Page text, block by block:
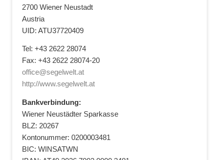
2700 Wiener Neustadt
Austria
UID: ATU37720409
Tel: +43 2622 28074
Fax: +43 2622 28074-20
office@segelwelt.at
http://www.segelwelt.at
Bankverbindung:
Wiener Neustädter Sparkasse
BLZ: 20267
Kontonummer: 0200003481
BIC: WINSATWN